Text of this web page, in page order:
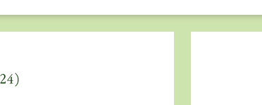
）